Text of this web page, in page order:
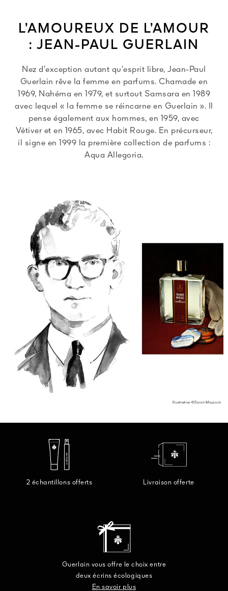
L’AMOUREUX DE L’AMOUR
: JEAN-PAUL GUERLAIN
Nez d’exception autant qu’esprit libre, Jean-Paul
Guerlain rêve la femme en parfums. Chamade en
1969, Nahéma en 1979, et surtout Samsara en 1989
avec lequel « la femme se réincarne en Guerlain ». Il
pense également aux hommes, en 1959, avec
Vétiver et en 1965, avec Habit Rouge. En précurseur,
il signe en 1999 la première collection de parfums :
Aqua Allegoria.
2 échantillons offerts Livraison offerte
Guerlain vous offre le choix entre
deux écrins écologiques
En savoir plus